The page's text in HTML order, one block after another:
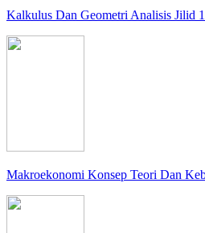
Kalkulus Dan Geometri Analisis Jilid
Makroekonomi Konsep Teori Dan